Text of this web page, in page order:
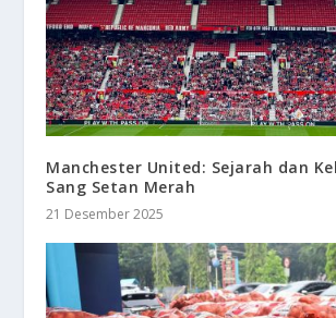
Manchester United: Sejarah dan
Sang Setan Merah
21 Desember 2025